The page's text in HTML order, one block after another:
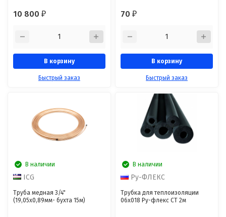
10 800₽
В корзину
Быстрый заказ
70₽
В корзину
Быстрый заказ
В наличии
ICG
Труба медная 3/4"
(19,05х0,89мм- бухта 15м)
В наличии
Ру-ФЛЕКС
Трубка для теплоизоляции
06х018 Ру-флекс СТ 2м